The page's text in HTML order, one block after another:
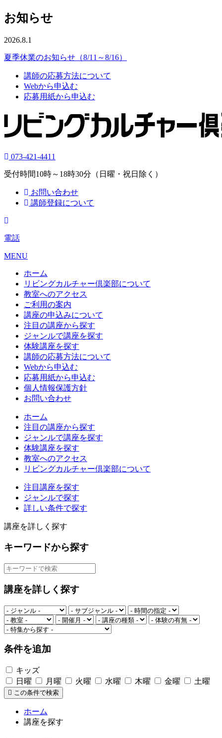
お知らせ
2026.8.1
夏季休業のお知らせ（8/11～8/16）
講師の応募方法について
Webから申込む
応募用紙から申込む
073-421-4411
受付時間10時～18時30分（日曜・祝日除く）
お問い合わせ
講師登録について
電話
MENU
ホーム
リビングカルチャー倶楽部について
教室へのアクセス
ご利用の案内
講座の申込みについて
注目の講座から探す
ジャンルで講座を探す
体験講座を探す
講師の応募方法について
Webから申込む
応募用紙から申込む
個人情報保護方針
お問い合わせ
ホーム
注目の講座から探す
ジャンルで講座を探す
体験講座を探す
教室へのアクセス
リビングカルチャー倶楽部について
注目講座を探す
ジャンルで探す
詳しい条件で探す
講座を詳しく探す
キーワードから探す
講座を詳しく探す
条件を追加
キッズ
日曜
月曜 火曜 水曜 木曜 金曜 土曜
この条件で検索
ホーム
講座を探す